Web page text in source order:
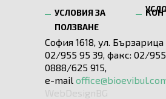
УСЛОВИЯ ЗА
ПОЛЗВАНЕ
София 1618, ул.
02/955 95 39, факс: 02/
0888/625 915,
e-mail
WebDesignBG